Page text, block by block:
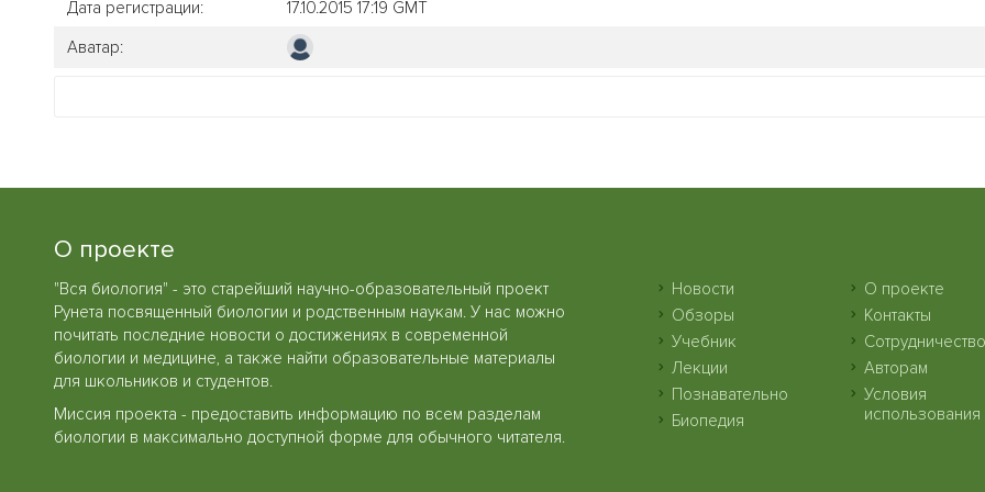
Дата регистрации:
17.10.2015 17:19 GMT
Аватар:
О проекте
"Вся биология" - это старейший научно-образовательный проект
Рунета посвященный биологии и родственным наукам. У нас можно
почитать последние новости о достижениях в современной
биологии и медицине, а также найти образовательные материалы
для школьников и студентов.
Миссия проекта - предоставить информацию по всем разделам
биологии в максимально доступной форме для обычного читателя.
Новости
Обзоры
Учебник
Лекции
Познавательно
Биопедия
О проекте
Контакты
Сотрудничество
Авторам
Условия
использования